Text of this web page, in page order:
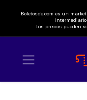
Boletosde.com es un
intermediario
Los precios pueden